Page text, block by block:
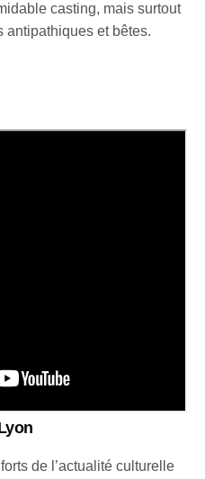
casting, mais surtout
antipathiques et bêtes.
de l’actualité culturelle